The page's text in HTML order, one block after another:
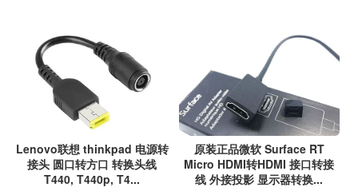
Lenovo联想 thinkpad 电源转
接头 圆口转方口 转换头线
T440, T440p, T4...
原装正品微软 Surface RT
Micro HDMI转HDMI 接口转接
线 外接投影 显示器转换...